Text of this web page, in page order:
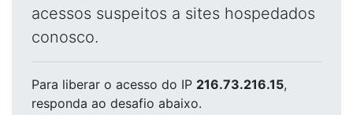
acessos suspeitos a sites hospedados
conosco.
Para liberar o acesso do IP 216.73.216.15,
responda ao desafio abaixo.